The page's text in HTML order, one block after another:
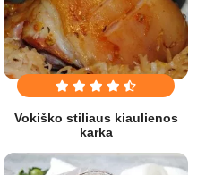
Vokiško stiliaus kiaulienos
karka